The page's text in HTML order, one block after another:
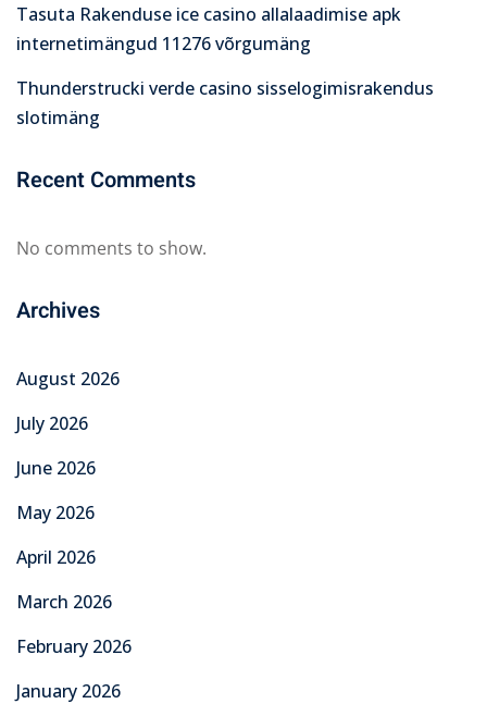
Tasuta Rakenduse ice casino allalaadimise apk
internetimängud 11276 võrgumäng
Thunderstrucki verde casino sisselogimisrakendus
slotimäng
Recent Comments
No comments to show.
Archives
August 2026
July 2026
June 2026
May 2026
April 2026
March 2026
February 2026
January 2026